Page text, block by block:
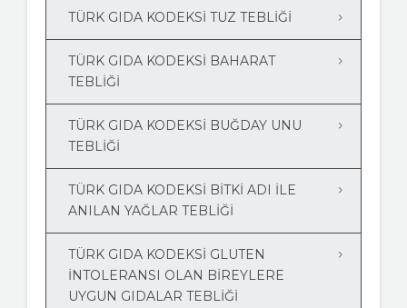
TÜRK GIDA KODEKSİ TUZ TEBLİĞİ
TÜRK GIDA KODEKSİ BAHARAT
TEBLİĞİ
TÜRK GIDA KODEKSİ BUĞDAY UNU
TEBLİĞİ
TÜRK GIDA KODEKSİ BİTKİ ADI İLE
ANILAN YAĞLAR TEBLİĞİ
TÜRK GIDA KODEKSİ GLUTEN
İNTOLERANSI OLAN BİREYLERE
UYGUN GIDALAR TEBLİĞİ